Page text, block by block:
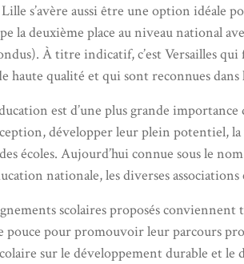
s’avère aussi être une option idéale
la deuxième place au niveau national
À titre indicatif, c’est Versailles
haute qualité et qui sont reconnues
est d’une plus grande
développer leur plein potentiel,
écoles. Aujourd’hui connue sous le
nationale, les diverses
scolaires proposés
pouce pour promouvoir leur parcours
sur le développement durable et le